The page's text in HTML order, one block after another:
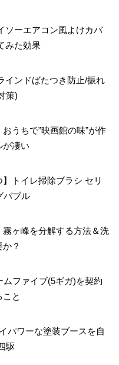
ソーエアコン風よけカバ
みた効果
インドばたつき防止/振れ
策)
おうちで”映画館の味”が作
が凄い
】トイレ掃除ブラシ セリ
バブル
霧ヶ峰を分解する方法＆洗
？
ムファイブ(5ギガ)を契約
と
パワーな塗装ブースを自
駆